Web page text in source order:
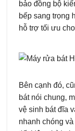
bảo đồng bộ
bếp sang trọng
hỗ trợ tối ưu
Bên cạnh đó,
bát nói chung,
vệ sinh bát đĩa
nhanh chóng